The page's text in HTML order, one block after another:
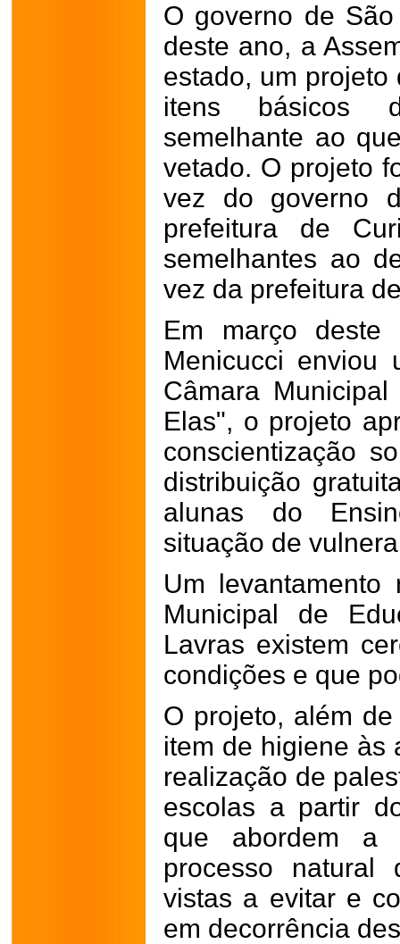
O governo de
deste ano, a
estado, um projeto
itens básicos
semelhante ao
vetado. O projeto
vez do governo
prefeitura de
semelhantes ao
vez da prefeitura
Em março deste
Menicucci
Câmara
Elas", o projeto
conscientização
distribuição
alunas do
situação de
Um levantamento
Municipal de
Lavras existem
condições e que
O projeto, além
item de higiene às
realização de
escolas a partir
que abordem a
processo natural
vistas a evitar e
em decorrência